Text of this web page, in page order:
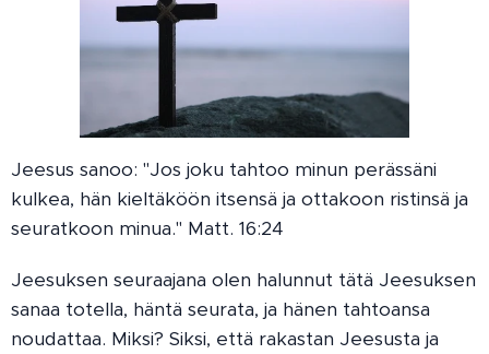
Jeesus sanoo: "Jos joku tahtoo minun perässäni
kulkea, hän kieltäköön itsensä ja ottakoon ristinsä ja
seuratkoon minua." Matt. 16:24
Jeesuksen seuraajana olen halunnut tätä Jeesuksen
sanaa totella, häntä seurata, ja hänen tahtoansa
noudattaa. Miksi? Siksi, että rakastan Jeesusta ja